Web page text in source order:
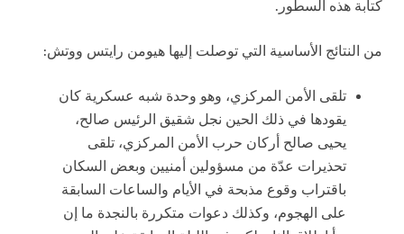
كتابة هذه السطور.
من النتائج الأساسية التي توصلت إليها هيومن رايتس ووتش:
تلقى الأمن المركزي، وهو وحدة شبه عسكرية كان
يقودها في ذلك الحين نجل شقيق الرئيس صالح،
يحيى صالح أركان حرب الأمن المركزي، تلقى
تحذيرات عدّة من مسؤولين أمنيين وبعض السكان
باقتراب وقوع مذبحة في الأيام والساعات السابقة
على الهجوم، وكذلك دعوات متكررة بالنجدة ما إن